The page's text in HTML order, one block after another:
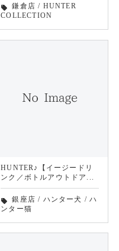
local_offer 鎌倉店 / HUNTER
COLLECTION
HUNTER♪【イージードリ
ンク／ボトルアウトドア...
local_offer 銀座店 / ハンター犬 /ハ
ンター猫